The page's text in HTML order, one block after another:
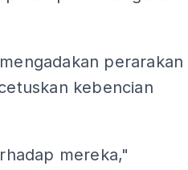
perarakan
kebencian
mereka,"